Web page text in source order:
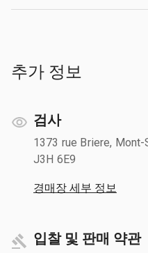
추가 정보
검사
1373 rue Briere, Mont-
J3H 6E9
경매장 세부 정보
입찰 및 판매 약관